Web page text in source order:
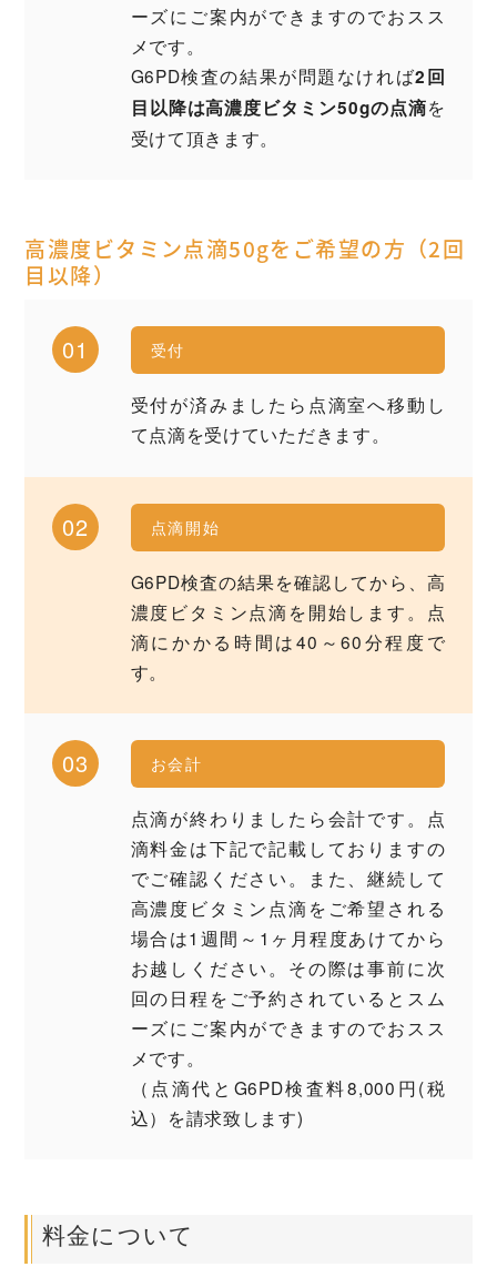
ーズにご案内ができますのでおスス
メです。
G6PD検査の結果が問題なければ2回
目以降は高濃度ビタミン50gの点滴を
受けて頂きます。
高濃度ビタミン点滴50gをご希望の方（2回
目以降）
01 受付
受付が済みましたら点滴室へ移動し
て点滴を受けていただきます。
02 点滴開始
G6PD検査の結果を確認してから、高
濃度ビタミン点滴を開始します。点
滴にかかる時間は40～60分程度で
す。
03 お会計
点滴が終わりましたら会計です。点
滴料金は下記で記載しておりますの
でご確認ください。また、継続して
高濃度ビタミン点滴をご希望される
場合は1週間～1ヶ月程度あけてから
お越しください。その際は事前に次
回の日程をご予約されているとスム
ーズにご案内ができますのでおスス
メです。
（点滴代とG6PD検査料8,000円(税
込）を請求致します)
料金について